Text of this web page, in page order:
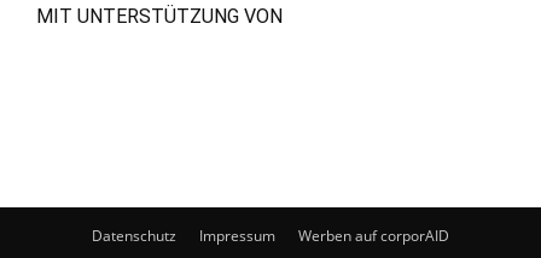
MIT UNTERSTÜTZUNG VON
Datenschutz Impressum Werben auf corporAID